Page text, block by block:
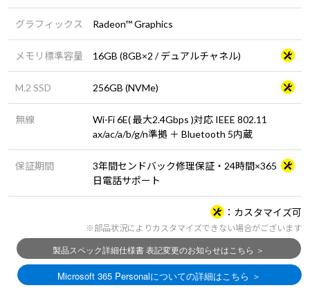
グラフィックス Radeon™ Graphics
メモリ標準容量 16GB (8GB×2 / デュアルチャネル)
M.2 SSD 256GB (NVMe)
無線
Wi-Fi 6E( 最大2.4Gbps )対応 IEEE 802.11
ax/ac/a/b/g/n準拠 ＋ Bluetooth 5内蔵
保証期間
3年間センドバック修理保証・24時間×365
日電話サポート
カスタマイズ可
※部品状況によりカスタマイズできない場合がございます